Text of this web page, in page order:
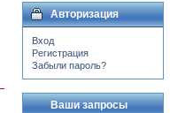
Авторизация
Вход
Регистрация
Забыли пароль?
Ваши запросы